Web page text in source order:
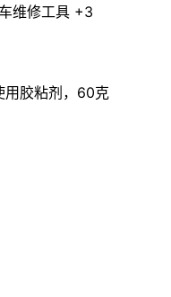
维修工具 +3
用胶粘剂，60克